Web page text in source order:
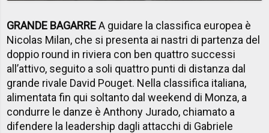
GRANDE BAGARREA guidare la classifica europea è
Nicolas Milan, che si presenta ai nastri di partenza del
doppio round in riviera con ben quattro successi
all’attivo, seguito a soli quattro punti di distanza dal
grande rivale David Pouget. Nella classifica italiana,
alimentata fin qui soltanto dal weekend di Monza, a
condurre le danze è Anthony Jurado, chiamato a
difendere la leadership dagli attacchi di Gabriele